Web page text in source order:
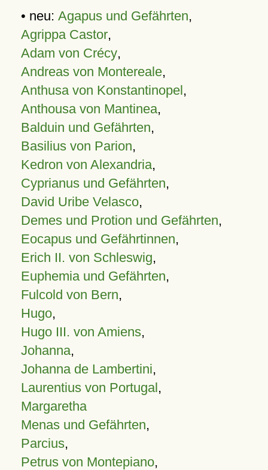
• neu: Agapus und Gefährten,
Agrippa Castor,
Adam von Crécy,
Andreas von Montereale,
Anthusa von Konstantinopel,
Anthousa von Mantinea,
Balduin und Gefährten,
Basilius von Parion,
Kedron von Alexandria,
Cyprianus und Gefährten,
David Uribe Velasco,
Demes und Protion und Gefährten,
Eocapus und Gefährtinnen,
Erich II. von Schleswig,
Euphemia und Gefährten,
Fulcold von Bern,
Hugo,
Hugo III. von Amiens,
Johanna,
Johanna de Lambertini,
Laurentius von Portugal,
Margaretha
Menas und Gefährten,
Parcius,
Petrus von Montepiano,